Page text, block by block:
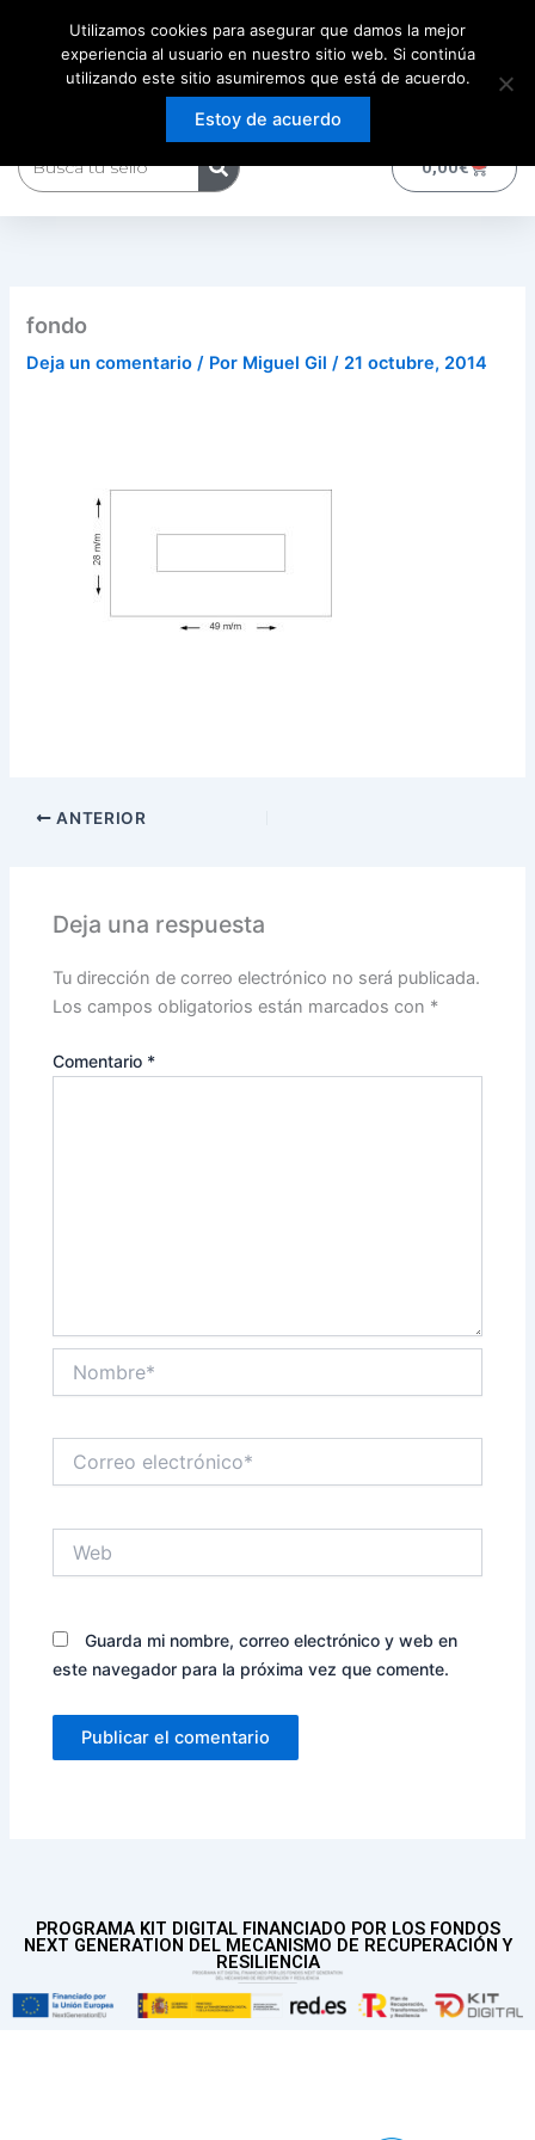
contenido
0,00€Carrito
fondo
Deja un comentario / Por Miguel Gil / 21 octubre, 2014
ANTERIOR
Deja una respuesta
Tu dirección de correo electrónico no será publicada.
Los campos obligatorios están marcados con *
Comentario *
electrónico*
Guarda mi nombre, correo electrónico y web en
este navegador para la próxima vez que comente.
PROGRAMA KIT DIGITAL FINANCIADO POR LOS FONDOS
NEXT GENERATION DEL MECANISMO DE RECUPERACIÓN Y
RESILIENCIA
Utilizamos cookies para asegurar que damos la mejor
experiencia al usuario en nuestro sitio web. Si continúa
utilizando este sitio asumiremos que está de acuerdo.
Estoy de acuerdo